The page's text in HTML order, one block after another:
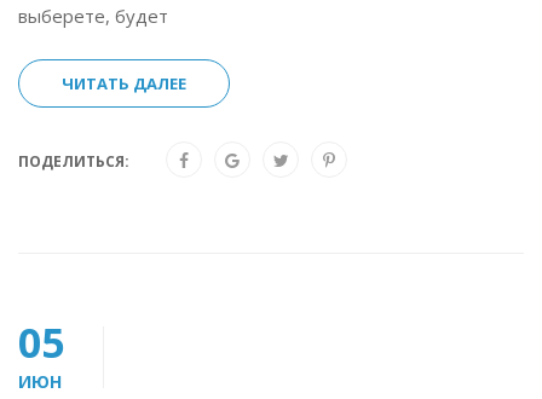
выберете, будет
ЧИТАТЬ ДАЛЕЕ
ПОДЕЛИТЬСЯ:
05
ИЮН